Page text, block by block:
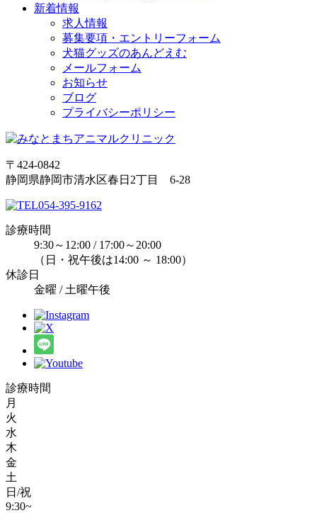
新着情報
求人情報
募集要項・エントリーフォーム
犬猫グッズのあんどえむ
メールフォーム
お知らせ
ブログ
プライバシーポリシー
〒424-0842
静岡県静岡市清水区春日2丁目 6-28
054-395-9162
診療時間
9:30～12:00 / 17:00～20:00
（日・祝午後は14:00 ～ 18:00）
休診日
金曜 / 土曜午後
診療時間
月
火
水
木
金
土
日/祝
9:30~